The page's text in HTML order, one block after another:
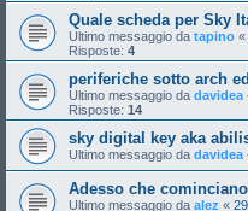
Quale scheda per Sky
Ultimo messaggio da tapino «
Risposte: 4
periferiche sotto arch
Ultimo messaggio da davidea
Risposte: 14
sky digital key aka
Ultimo messaggio da davidea
Adesso che
Ultimo messaggio da alez «